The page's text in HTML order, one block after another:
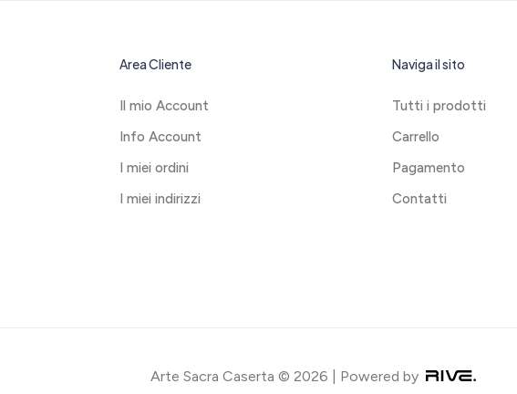
Area Cliente
Il mio Account
Info Account
I miei ordini
I miei indirizzi
Naviga il sito
Tutti i prodotti
Carrello
Pagamento
Contatti
Arte Sacra Caserta © 2026 | Powered by